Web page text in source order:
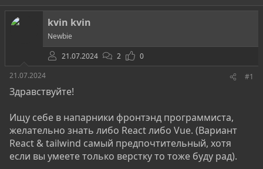
т
о
р
ы
т
а
н
а
ч
а
л
г
kvin kvin
Newbie
21.07.2024
2
0
21.07.2024
#1
Здравствуйте!
Ищу себе в напарники фронтэнд программиста,
желательно знать либо React либо Vue. (Вариант
React & tailwind самый предпочтительный, хотя
если вы умеете только верстку то тоже буду рад).